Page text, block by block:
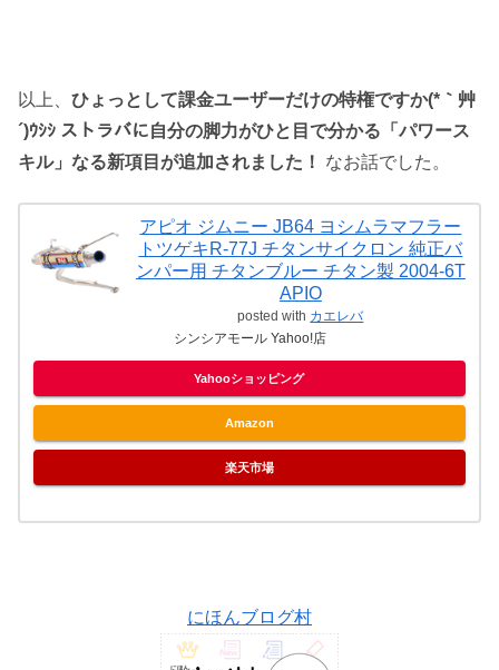
以上、 ひょっとして課金ユーザーだけの特権ですか(*｀艸
´)ｳｼｼ ストラバに自分の脚力がひと目で分かる「パワース
キル」なる新項目が追加されました！
なお話でした。
アピオ ジムニー JB64 ヨシムラマフラー
トツゲキR-77J チタンサイクロン 純正バ
ンパー用 チタンブルー チタン製 2004-6T
APIO
posted with カエレバ
シンシアモール Yahoo!店
Yahooショッピング
Amazon
楽天市場
にほんブログ村